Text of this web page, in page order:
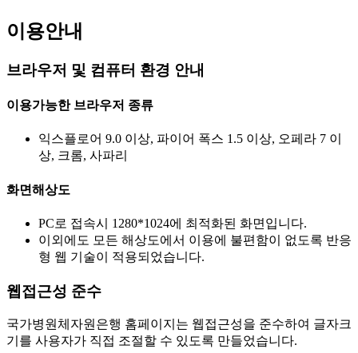
이용안내
브라우저 및 컴퓨터 환경 안내
이용가능한 브라우저 종류
익스플로어 9.0 이상, 파이어 폭스 1.5 이상, 오페라 7 이
상, 크롬, 사파리
화면해상도
PC로 접속시 1280*1024에 최적화된 화면입니다.
이외에도 모든 해상도에서 이용에 불편함이 없도록 반응
형 웹 기술이 적용되었습니다.
웹접근성 준수
국가병원체자원은행 홈페이지는 웹접근성을 준수하여 글자크
기를 사용자가 직접 조절할 수 있도록 만들었습니다.